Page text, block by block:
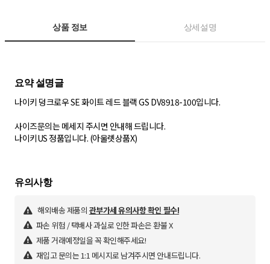
상품 정보 상세설명
요약 설명글
나이키 덩크로우 SE 화이트 레드 블랙 GS DV8918-100입니다.
사이즈문의는 메세지 주시면 안내해 드립니다.
나이키US 정품입니다. (아울렛상품X)
유의사항
해외배송 제품의 관부가세 유의사항 확인 필수!
파손 위험 / 택배사 과실로 인한 파손은 환불 X
제품 거래예정일을 꼭 확인해주세요!
재입고 문의는 1:1 메시지로 남겨주시면 안내드립니다.